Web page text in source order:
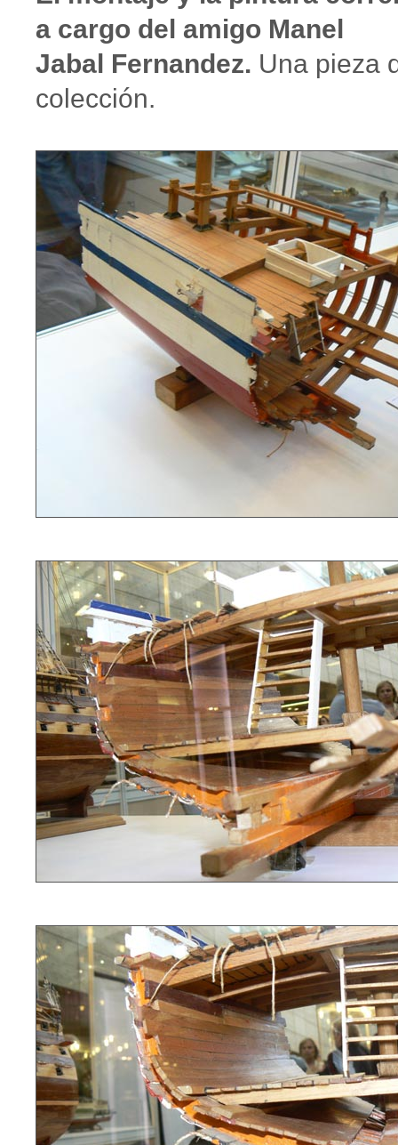
a cargo del amigo Manel
Jabal Fernandez. Una pieza
colección.